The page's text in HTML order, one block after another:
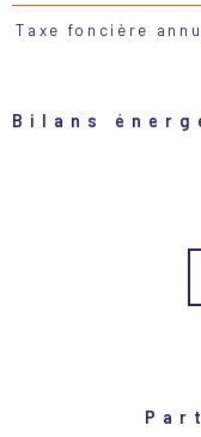
Taxe foncière
Bilans